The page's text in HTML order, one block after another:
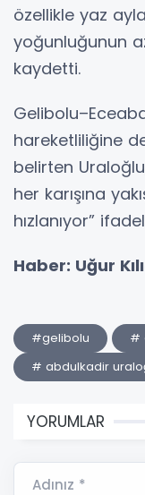
özellikle yaz
yoğunluğunun
kaydetti.
hareketliliğine
belirten
her karışına
hızlanıyor”
Haber: Uğur
#gelibolu #
# abdulkadir
YORUMLAR
Adınız *